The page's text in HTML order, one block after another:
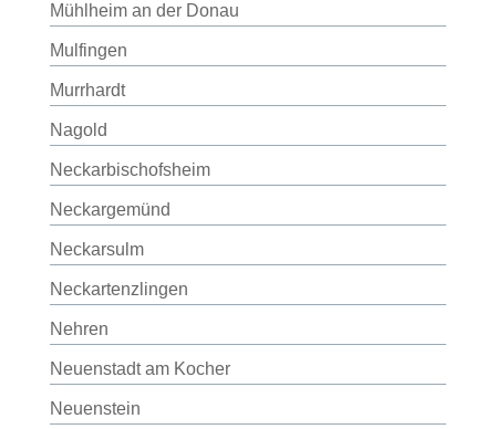
Mühlheim an der Donau
Mulfingen
Murrhardt
Nagold
Neckarbischofsheim
Neckargemünd
Neckarsulm
Neckartenzlingen
Nehren
Neuenstadt am Kocher
Neuenstein